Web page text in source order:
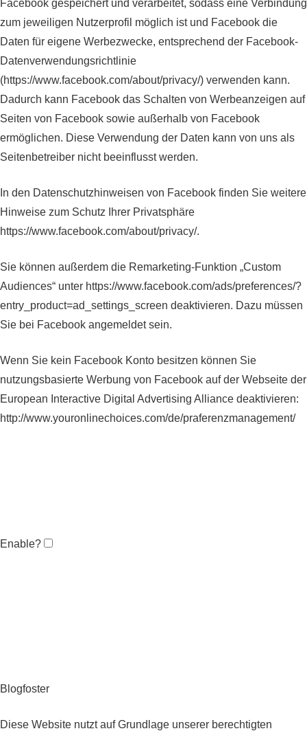
Facebook gespeichert und verarbeitet, sodass eine Verbindung
zum jeweiligen Nutzerprofil möglich ist und Facebook die
Daten für eigene Werbezwecke, entsprechend der Facebook-
Datenverwendungsrichtlinie
(https://www.facebook.com/about/privacy/) verwenden kann.
Dadurch kann Facebook das Schalten von Werbeanzeigen auf
Seiten von Facebook sowie außerhalb von Facebook
ermöglichen. Diese Verwendung der Daten kann von uns als
Seitenbetreiber nicht beeinflusst werden.
In den Datenschutzhinweisen von Facebook finden Sie weitere
Hinweise zum Schutz Ihrer Privatsphäre
https://www.facebook.com/about/privacy/.
Sie können außerdem die Remarketing-Funktion „Custom
Audiences“ unter https://www.facebook.com/ads/preferences/?
entry_product=ad_settings_screen deaktivieren. Dazu müssen
Sie bei Facebook angemeldet sein.
Wenn Sie kein Facebook Konto besitzen können Sie
nutzungsbasierte Werbung von Facebook auf der Webseite der
European Interactive Digital Advertising Alliance deaktivieren:
http://www.youronlinechoices.com/de/praferenzmanagement/
Enable?
Blogfoster
Diese Website nutzt auf Grundlage unserer berechtigten